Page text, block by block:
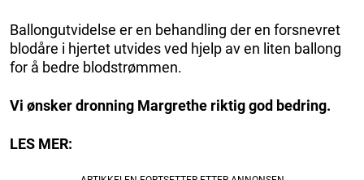
Ballongutvidelse er en behandling der en forsnevret
blodåre i hjertet utvides ved hjelp av en liten ballong
for å bedre blodstrømmen.
Vi ønsker dronning Margrethe riktig god bedring.
LES MER: